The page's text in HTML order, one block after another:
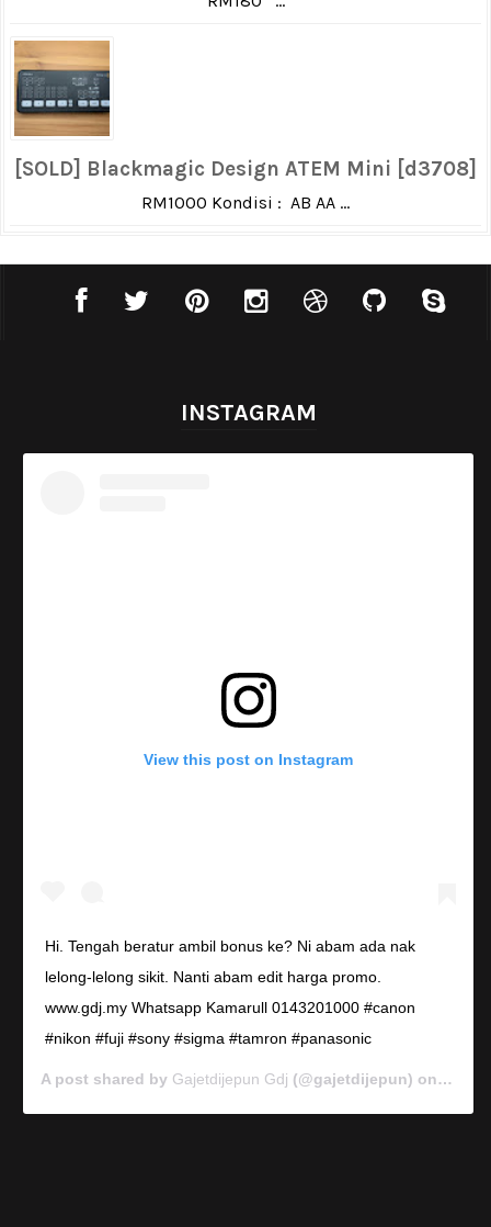
[SOLD] Blackmagic Design ATEM Mini [d3708]
RM1000 Kondisi : AB AA ...
INSTAGRAM
View this post on Instagram
Hi. Tengah beratur ambil bonus ke? Ni abam ada nak
lelong-lelong sikit. Nanti abam edit harga promo.
www.gdj.my Whatsapp Kamarull 0143201000 #canon
#nikon #fuji #sony #sigma #tamron #panasonic
A post shared by Gajetdijepun Gdj (@gajetdijepun) on Jan 7,